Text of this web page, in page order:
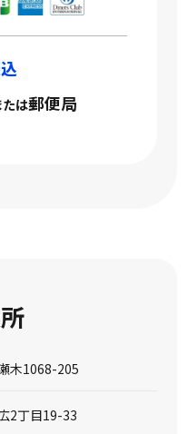
たは郵便局
木1068-205
2丁目19-33